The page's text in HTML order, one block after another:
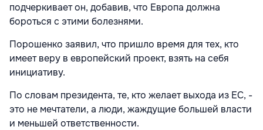
подчеркивает он, добавив, что Европа должна
бороться с этими болезнями.
Порошенко заявил, что пришло время для тех, кто
имеет веру в европейский проект, взять на себя
инициативу.
По словам президента, те, кто желает выхода из ЕС, -
это не мечтатели, а люди, жаждущие большей власти
и меньшей ответственности.